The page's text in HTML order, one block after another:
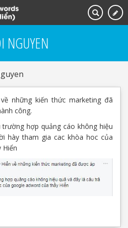
NGUYEN
những kiến thức marketing đã
công.
hợp quảng cáo không hiệu
hày tham gia cac khòa hoc của
Hiển